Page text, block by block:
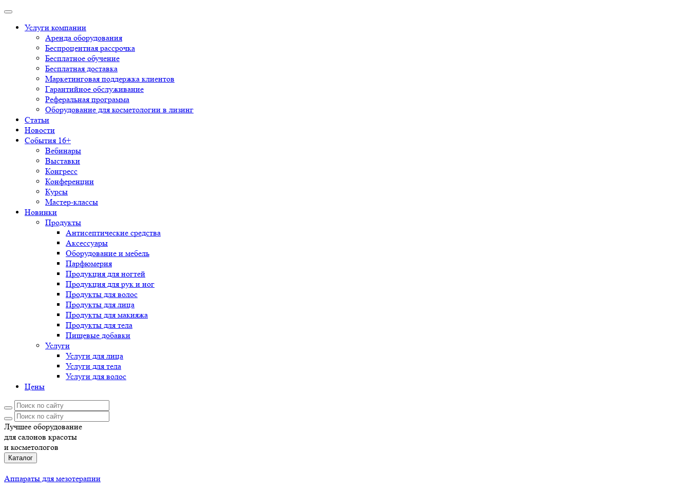
Услуги компании
Аренда оборудования
Беспроцентная рассрочка
Бесплатное обучение
Бесплатная доставка
Маркетинговая поддержка клиентов
Гарантийное обслуживание
Реферальная программа
Оборудование для косметологии в лизинг
Статьи
Новости
События 16+
Вебинары
Выставки
Конгресс
Конференции
Курсы
Мастер-классы
Новинки
Продукты
Антисептические средства
Аксессуары
Оборудование и мебель
Парфюмерия
Продукция для ногтей
Продукция для рук и ног
Продукты для волос
Продукты для лица
Продукты для макияжа
Продукты для тела
Пищевые добавки
Услуги
Услуги для лица
Услуги для тела
Услуги для волос
Цены
Лучшее оборудование
для салонов красоты
и косметологов
Каталог
Аппараты для мезотерапии